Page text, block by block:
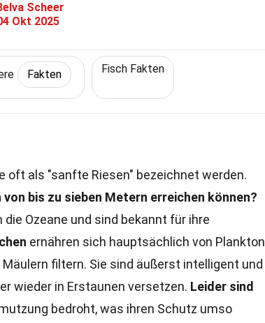
Scheer
Okt 2025
Fakten Fisch Fakten
oft als "sanfte Riesen" bezeichnet werden.
bis zu sieben Metern erreichen können?
Ozeane und sind bekannt für ihre
ernähren sich hauptsächlich von Plankton
filtern. Sie sind äußerst intelligent und
wieder in Erstaunen versetzen. Leider sind
bedroht, was ihren Schutz umso